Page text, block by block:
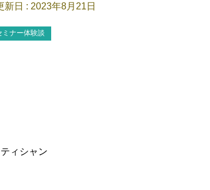
新日 : 2023年8月21日
ミナー体験談
ィシャン